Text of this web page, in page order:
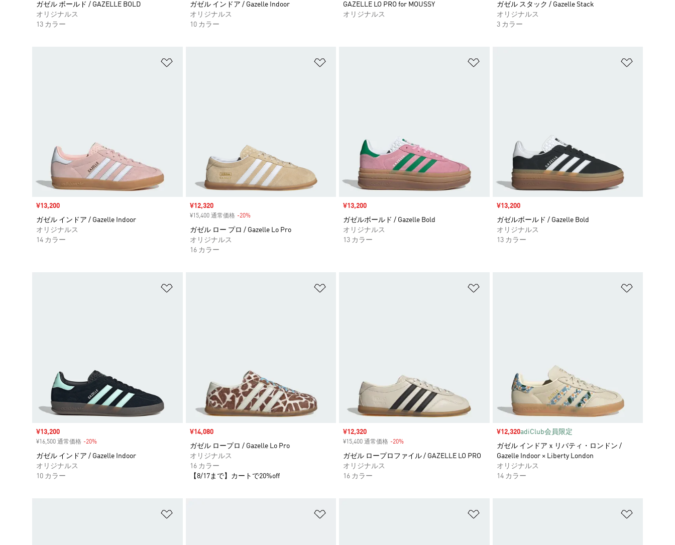
ガゼル ボールド / GAZELLE BOLD
オリジナルス
13 カラー
ガゼル インドア / Gazelle Indoor
オリジナルス
10 カラー
GAZELLE LO PRO for MOUSSY
オリジナルス
ガゼル スタック / Gazelle Stack
オリジナルス
3 カラー
セール価格
¥13,200
ガゼル インドア / Gazelle Indoor
オリジナルス
14 カラー
セール価格
¥12,320
¥15,400 通常価格 -20%割引
ガゼル ロー プロ / Gazelle Lo Pro
オリジナルス
16 カラー
セール価格
¥13,200
ガゼルボールド / Gazelle Bold
オリジナルス
13 カラー
セール価格
¥13,200
ガゼルボールド / Gazelle Bold
オリジナルス
13 カラー
セール価格
¥13,200
¥16,500 通常価格 -20%
ガゼル インドア / Gazelle Indoor
オリジナルス
10 カラー
セール価格
¥14,080
ガゼル ロープロ / Gazelle Lo Pro
オリジナルス
16 カラー
【8/17まで】カートで20%off
セール価格
¥12,320
¥15,400 通常価格 -20%
ガゼル ロープロファイル / GAZELLE LO PRO
オリジナルス
16 カラー
セール価格
¥12,320adiClub会員限定
ガゼル インドアｘリバティ・ロンドン /
Gazelle Indoor × Liberty London
オリジナルス
14 カラー